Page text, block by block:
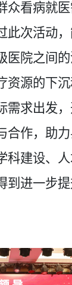
众看病就
此次活动
医院之间
资源的下沉
需求出发
合作，助
科建设、人
进一步提